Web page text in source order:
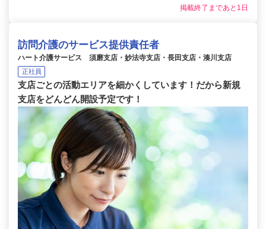
掲載終了まであと1日
訪問介護のサービス提供責任者
ハート介護サービス 須磨支店・妙法寺支店・長田支店・湊川支店
正社員
支店ごとの活動エリアを細かくしています！だから新規
支店をどんどん開設予定です！